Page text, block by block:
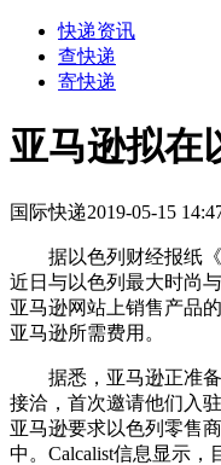
快递资讯
查快递
寄快递
亚马逊拟在
国际快递2019-05-15
据以色列财经报纸《
近日与以色列最大时尚
亚马逊网站上销售产品
亚马逊所需费用。
据悉，亚马逊正准备
接洽，首次邀请他们入
亚马逊要求以色列零售
中。Calcalist信息显示